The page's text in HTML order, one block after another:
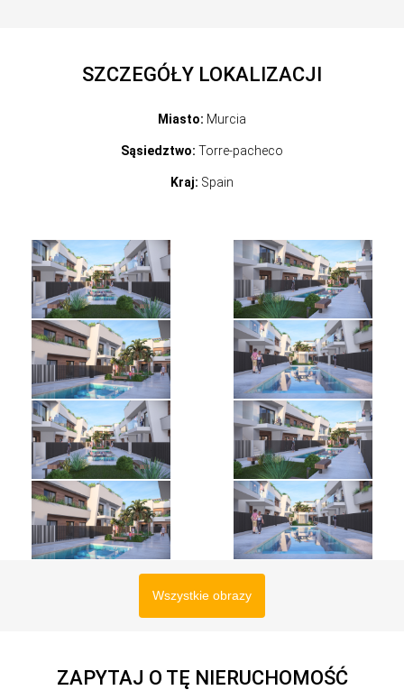
SZCZEGÓŁY LOKALIZACJI
Miasto: Murcia
Sąsiedztwo: Torre-pacheco
Kraj: Spain
Wszystkie obrazy
ZAPYTAJ O TĘ NIERUCHOMOŚĆ